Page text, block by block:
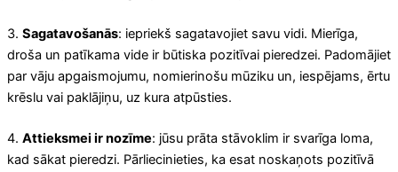
3. Sagatavošanās: iepriekš sagatavojiet savu vidi. Mierīga,
droša un patīkama vide ir būtiska pozitīvai pieredzei. Padomājiet
par vāju apgaismojumu, nomierinošu mūziku un, iespējams, ērtu
krēslu vai paklājiņu, uz kura atpūsties.
4. Attieksmei ir nozīme: jūsu prāta stāvoklim ir svarīga loma,
kad sākat pieredzi. Pārliecinieties, ka esat noskaņots pozitīvā